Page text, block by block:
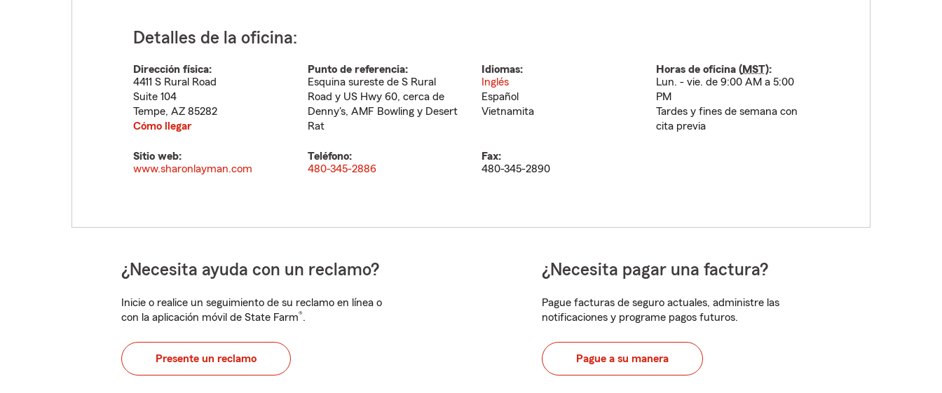
Detalles de la oficina:
Dirección física:
4411 S Rural Road
Suite 104
Tempe, AZ 85282
Cómo llegar
Punto de referencia:
Esquina sureste de S Rural
Road y US Hwy 60, cerca de
Denny's, AMF Bowling y Desert
Rat
Idiomas:
Inglés
Español
Vietnamita
Horas de oficina (MST):
Lun. - vie. de 9:00 AM a 5:00
PM
Tardes y fines de semana con
cita previa
Sitio web:
www.sharonlayman.com
Teléfono:
480-345-2886
Fax:
480-345-2890
¿Necesita ayuda con un reclamo?
Inicie o realice un seguimiento de su reclamo en línea o
con la aplicación móvil de State Farm®.
Presente un reclamo
¿Necesita pagar una factura?
Pague facturas de seguro actuales, administre las
notificaciones y programe pagos futuros.
Pague a su manera